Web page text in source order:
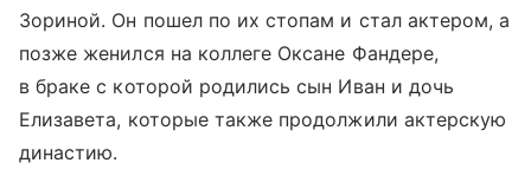
Зориной. Он пошел по их стопам и стал актером, а
позже женился на коллеге Оксане Фандере,
в браке с которой родились сын Иван и дочь
Елизавета, которые также продолжили актерскую
династию.